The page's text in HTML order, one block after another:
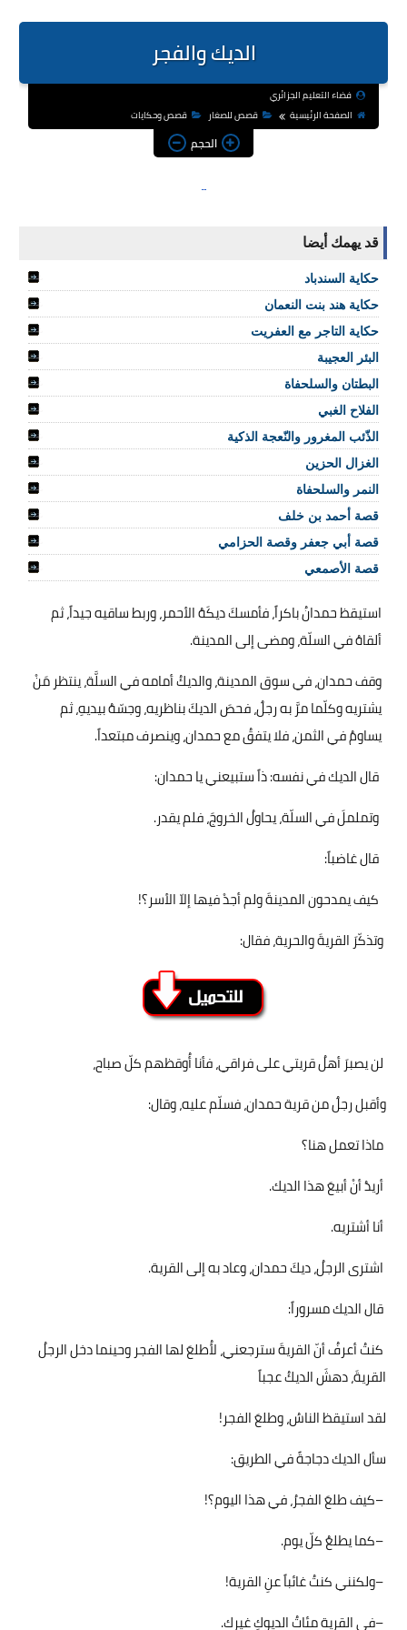
الديك والفجر
فضاء التعليم الجزائري
الصفحة الرئيسية
قصص للصغار قصص وحكايات
الحجم
قد يهمك أيضا
حكاية السندباد
حكاية هند بنت النعمان
حكاية التاجر مع العفريت
البئر العجيبة
البطتان والسلحفاة
الفلاح الغبي
الذّئب المغرور والنّعجة الذكية
الغزال الحزين
النمر والسلحفاة
قصة أحمد بن خلف
قصة أبي جعفر وقصة الحزامي
قصة الأصمعي
استيقظ حمدانُ باكراً، فأمسكَ ديكَهُ الأحمر، وربط ساقيه جيداً، ثم
ألقاهُ في السلّة، ومضى إلى المدينة.
وقف حمدان، في سوق المدينة، والديكُ أمامه في السلَّة، ينتظر مَنْ
يشتريه وكلّما مرَّ به رجلٌ، فحصَ الديكَ بناظريه، وجسّهُ بيديهِ، ثم
يساومُ في الثمن، فلا يتفقُ مع حمدان، وينصرف مبتعداً.‏
قال الديك في نفسه: ذاً ستبيعني يا حمدان:‏ ‏
وتململَ في السلّة، يحاولُ الخروجَ، فلم يقدر‏.
قال غاضباً‏:
كيف يمدحون المدينةَ ولم أجدْ فيها إلاّ الأسر؟!‏
وتذكّرَ القريةَ والحرية، فقال:‏
لن يصبرَ أهلُ قريتي على فراقي، فأنا أُوقظهم كلّ صباح،
و‏أقبل رجلٌ من قرية حمدان، فسلّم عليه، وقال:‏
ماذا تعمل هنا؟‏
أريدُ أنْ أبيعَ هذا الديك.
أنا أشتريه‏.
اشترى الرجلُ، ديكَ حمدان، وعاد به إلى القرية‏.
قال الديك مسروراً:‏
كنتُ أعرفُ أنّ القريةَ سترجعني، لأُطلعَ لها الفجر وحينما دخل الرجلُ
القريةَ، دهشَ الديكُ عجباً‏
لقد استيقظ الناسُ، وطلعَ الفجر!
سأل الديك دجاجةً في الطريق:‏
–كيف طلعَ الفجرُ، في هذا اليوم؟!‏
–كما يطلعُ كلّ يوم‏.
–ولكنني كنتُ غائباً عنِ القرية!‏
–في القرية مئاتُ الديوكِ غيرك.